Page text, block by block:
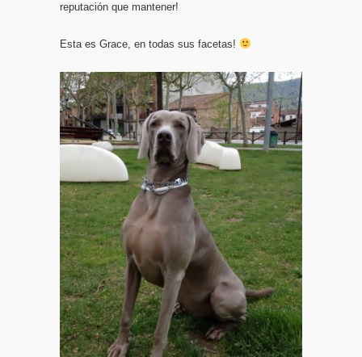
reputación que mantener!
Esta es Grace, en todas sus facetas!